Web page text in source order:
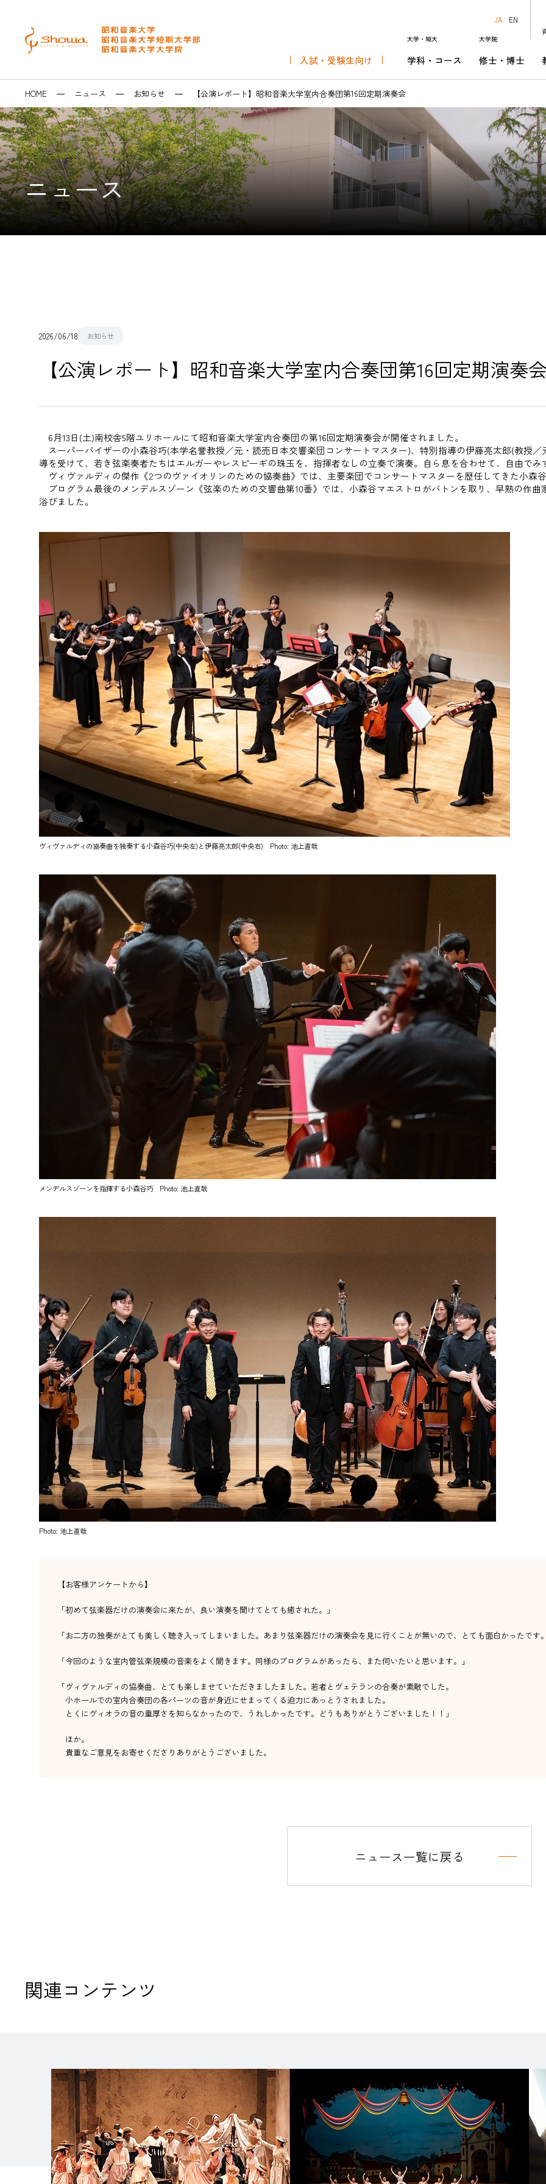
検索
JA EN
入試・受験生向け
大学・短大
学科・コース
大学院
修士・博士
在学生の方 卒業生の方
企業採用担当の方 教職員の方
HOME
入試・受
大学・短大
学科・コ
大学院
修士・博
大学紹介
在学生の
教職員の
SEARCH
キャンパスライフ・学費
音楽芸術運営学科
音楽専攻科・研究生
あなたにぴったりの学科・コースを見
よう
修士課程 音楽芸術運営専攻
博士後期課程 音楽芸術表現演奏領域
博士後期課程 音楽芸術運営領域
博士学位論文
チケットセンター
テアトロ･ジーリオ･ショウワ･オーケスト
ラ
昭和音楽大学管弦楽団
キャリアセンターの取り組み
求人システム・就職情報サイトリンク
卒業後のキャリア
卒業生の皆様へ
資格課程
HOME ニュース お知らせ 【公演レポート】昭和音楽大学室内合奏団第16回定期演奏会
ニュース
2026/06/18 お知らせ
【公演レポート】昭和音楽大学室内合奏団第16回定期演奏
6月13日(土)南校舎5階ユリホールにて昭和音楽大学室内合奏団の第16回定期演奏会が開催されました。
スーパーバイザーの小森谷巧(本学名誉教授／元・読売日本交響楽団コンサートマスター)、特別指導の伊藤亮太郎(教授／
導を受けて、若き弦楽奏者たちはエルガーやレスピーギの珠玉を、指揮者なしの立奏で演奏。自ら息を合わせて、自由で
ヴィヴァルディの傑作《2つのヴァイオリンのための協奏曲》では、主要楽団でコンサートマスターを歴任してきた小森
プログラム最後のメンデルスゾーン《弦楽のための交響曲第10番》では、小森谷マエストロがバトンを取り、早熟の作曲
浴びました。
ヴィヴァルディの協奏曲を独奏する小森谷巧(中央左)と伊藤亮太郎(中央右) Photo: 池上直哉
メンデルスゾーンを指揮する小森谷巧 Photo: 池上直哉
Photo: 池上直哉
【お客様アンケートから】
「初めて弦楽器だけの演奏会に来たが、良い演奏を聞けてとても癒された。」
「お二方の独奏がとても美しく聴き入ってしまいました。あまり弦楽器だけの演奏会を見に行くことが無いので、とても面白かったです
「今回のような室内管弦楽規模の音楽をよく聞きます。同様のプログラムがあったら、また伺いたいと思います。」
「ヴィヴァルディの協奏曲、とても楽しませていただきましたました。若者とヴェテランの合奏が素敵でした。
小ホールでの室内合奏団の各パーツの音が身近にせまってくる迫力にあっとうされました。
とくにヴィオラの音の重厚さを知らなかったので、うれしかったです。どうもありがとうございました！！」
ほか。
貴重なご意見をお寄せくださりありがとうございました。
ニュース一覧に戻る
関連コンテンツ